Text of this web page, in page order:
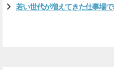
若い世代が増えてきた仕事場